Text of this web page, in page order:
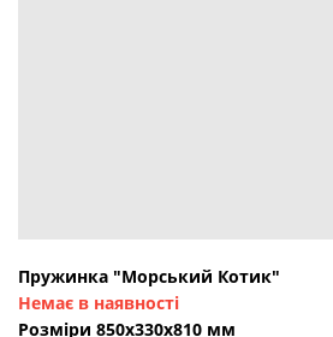
Пружинка "Морський Котик"
Немає в наявності
Розміри 850х330х810 мм